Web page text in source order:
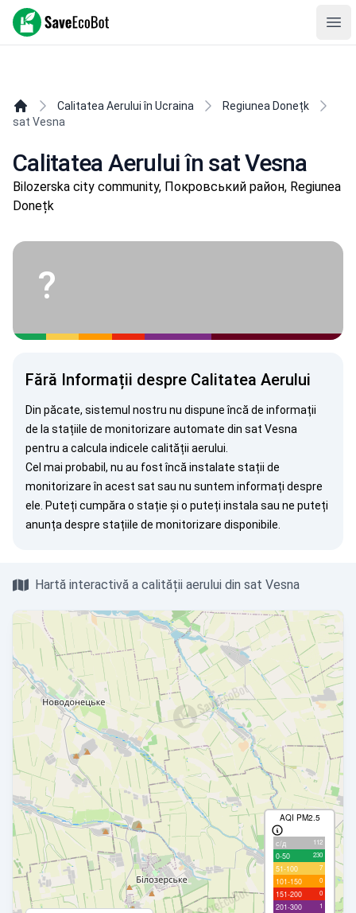
SaveEcoBot
Calitatea Aerului în Ucraina
Regiunea Donețk
sat Vesna
Calitatea Aerului în sat Vesna
Bilozerska city community, Покровський район, Regiunea
Donețk
?
Fără Informații despre Calitatea Aerului
Din păcate, sistemul nostru nu dispune încă de informații
de la stațiile de monitorizare automate din sat Vesna
pentru a calcula indicele calității aerului.
Cel mai probabil, nu au fost încă instalate stații de
monitorizare în acest sat sau nu suntem informați despre
ele. Puteți cumpăra o stație și o puteți instala sau ne puteți
anunța despre stațiile de monitorizare disponibile.
Hartă interactivă a calității aerului din sat Vesna
AQI PM2.5
с/д 112
0-50 230
51-100 7
101-150 0
151-200 0
201-300 1